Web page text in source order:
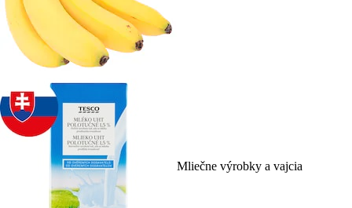
Mliečne výrobky a vajcia